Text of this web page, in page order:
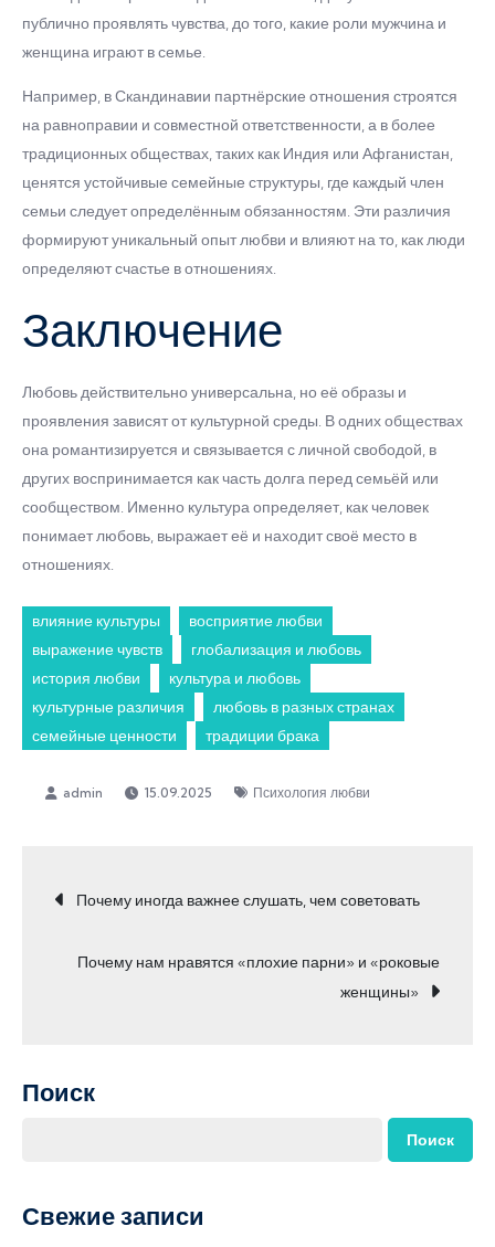
публично проявлять чувства, до того, какие роли мужчина и
женщина играют в семье.
Например, в Скандинавии партнёрские отношения строятся
на равноправии и совместной ответственности, а в более
традиционных обществах, таких как Индия или Афганистан,
ценятся устойчивые семейные структуры, где каждый член
семьи следует определённым обязанностям. Эти различия
формируют уникальный опыт любви и влияют на то, как люди
определяют счастье в отношениях.
Заключение
Любовь действительно универсальна, но её образы и
проявления зависят от культурной среды. В одних обществах
она романтизируется и связывается с личной свободой, в
других воспринимается как часть долга перед семьёй или
сообществом. Именно культура определяет, как человек
понимает любовь, выражает её и находит своё место в
отношениях.
влияние культуры
восприятие любви
выражение чувств
глобализация и любовь
история любви
культура и любовь
культурные различия
любовь в разных странах
семейные ценности
традиции брака
15.09.2025 Психология любви
Навигация
по
Почему иногда важнее слушать, чем советовать
Почему нам нравятся «плохие парни» и «роковые
женщины»
Поиск
Поиск
Свежие записи